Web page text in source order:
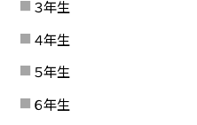
３年生
４年生
５年生
６年生